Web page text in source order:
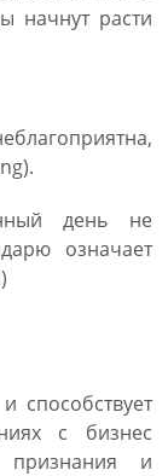
начнут расти
день не
означает
способствует
с бизнес
признания и